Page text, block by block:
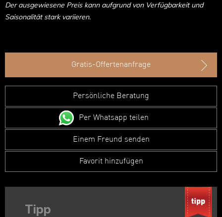
Der ausgewiesene Preis kann aufgrund von Verfügbarkeit und
Saisonalität stark variieren.
Gratis-Offertenanfrage
Persönliche Beratung
Per Whatsapp teilen
Einem Freund senden
Favorit hinzufügen
Tipp